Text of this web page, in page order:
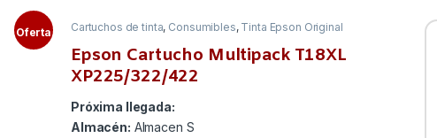
Oferta Cartuchos de tinta, Consumibles, Tinta Epson Original
Epson Cartucho Multipack T18XL
XP225/322/422
Próxima llegada:
Almacén: Almacen S